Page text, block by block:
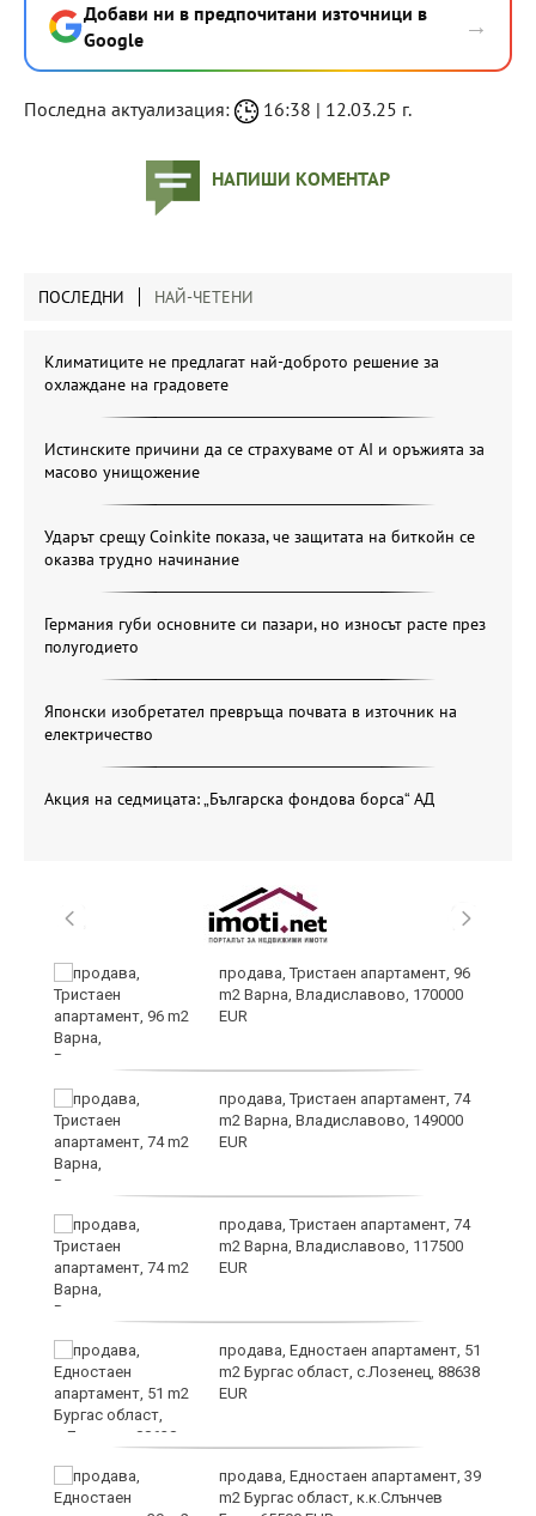
Добави ни в предпочитани източници в
Google
→
Последна актуализация: 16:38 | 12.03.25 г.
НАПИШИ КОМЕНТАР
ПОСЛЕДНИ НАЙ-ЧЕТЕНИ
Климатиците не предлагат най-доброто решение за
охлаждане на градовете
Истинските причини да се страхуваме от AI и оръжията за
масово унищожение
Ударът срещу Coinkite показа, че защитата на биткойн се
оказва трудно начинание
Германия губи основните си пазари, но износът расте през
полугодието
Японски изобретател превръща почвата в източник на
електричество
Акция на седмицата: „Българска фондова борса“ АД
продава, Тристаен апартамент, 96
m2 Варна, Владиславово, 170000
EUR
продава, Тристаен апартамент, 74
m2 Варна, Владиславово, 149000
EUR
продава, Тристаен апартамент, 74
m2 Варна, Владиславово, 117500
EUR
продава, Едностаен апартамент, 51
m2 Бургас област, с.Лозенец, 88638
EUR
продава, Едностаен апартамент, 39
m2 Бургас област, к.к.Слънчев